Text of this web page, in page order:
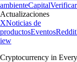
ambienteCapitalVerificar
Actualizaciones
XNoticias de
productosEventosReddit
iew
Cryptocurrency in